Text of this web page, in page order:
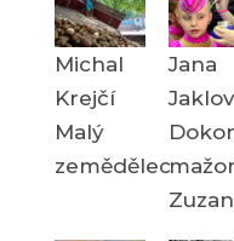
Michal
Krejčí
Malý
zemědělec
Jana